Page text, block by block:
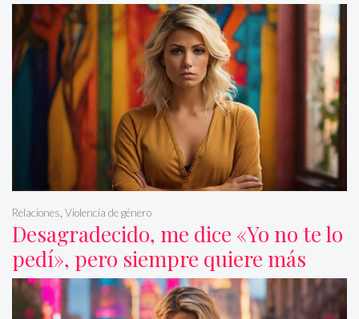
Desagradecido, me dice «Yo no te lo
pedí», pero siempre quiere más
Relaciones, Violencia de género